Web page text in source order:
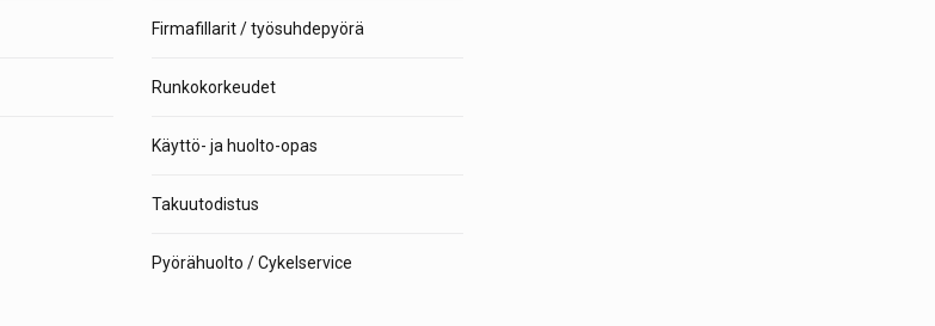
Firmafillarit / työsuhdepyörä
Runkokorkeudet
Käyttö- ja huolto-opas
Takuutodistus
Pyörähuolto / Cykelservice